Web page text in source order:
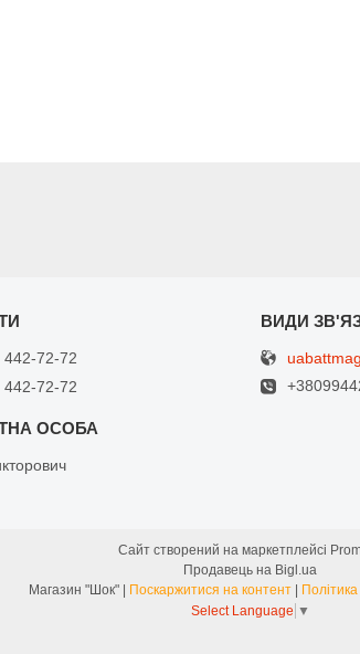
442-72-72
442-72-72
Сайт створений на маркетплейсі
Продавець на Bigl.ua
Поскаржитися на контент
Select Language ▼